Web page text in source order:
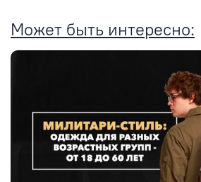
Может быть интересно: